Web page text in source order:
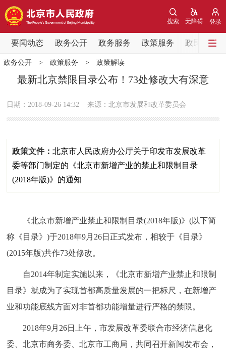
登录
无障碍
搜索
要闻动态 政务公开 政务服务 政策服务 政民互动
要闻动态
党中央精神 国务院信息
政务公开
市领导
决策公开 专题公开
个人服务 法人服务 部门服务
政务公开> 政策服务 > 政策解读
最新北京禁限目录公布！73处修改大有深意
日期：2018-09-26 14:32 来源：北京市发展和改革委员会
政策文件：北京市人民政府办公厅关于印发市发展改革
委等部门制定的《北京市新增产业的禁止和限制目录
(2018年版)》的通知
《北京市新增产业禁止和限制目录(2018年版)》(以下简
称《目录》)于2018年9月26日正式发布，相较于《目录》
(2015年版)共作73处修改。
自2014年制定实施以来，《北京市新增产业禁止和限制
目录》就成为了实现首都高质量发展的一把标尺，在新增产
业和功能底线方面对非首都功能增量进行严格的禁限。
2018年9月26日上午，市发展改革委联合市经济信息化
委、北京市商务委、北京市工商局，共同召开新闻发布会，